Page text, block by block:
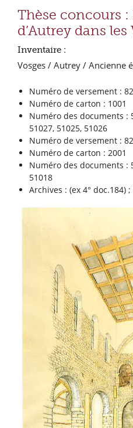
Thèse concours :
d’Autrey dans les
Inventaire :
Vosges / Autrey / Ancienne
Numéro de versement :
Numéro de carton : 1001
Numéro des documents :
51027, 51025, 51026
Numéro de versement :
Numéro de carton : 2001
Numéro des documents :
51018
Archives : (ex 4° doc.184)